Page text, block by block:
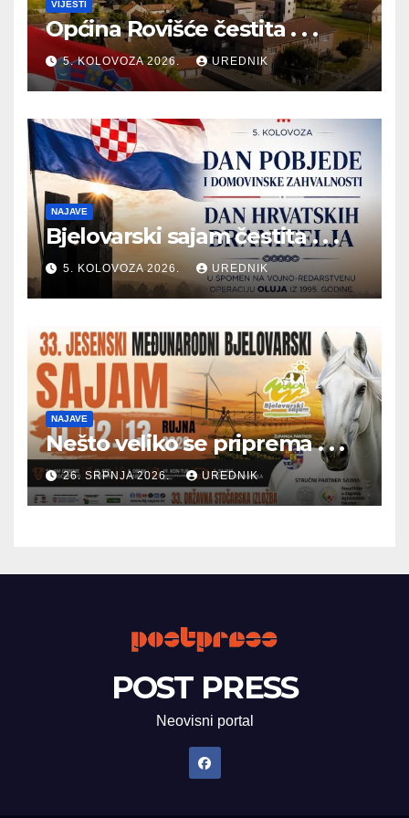
VIJESTI
Općina Rovišće čestita . . .
5. KOLOVOZA 2026. UREDNIK
NAJAVE
Bjelovarski sajam čestita . . .
5. KOLOVOZA 2026. UREDNIK
NAJAVE
Nešto veliko se priprema . . .
26. SRPNJA 2026. UREDNIK
POST PRESS
Neovisni portal